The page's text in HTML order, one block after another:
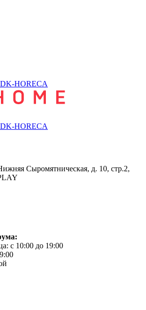
DK-HORECA
DK-HORECA
Сыромятническая, д. 10, стр.2,
c 10:00 до 19:00